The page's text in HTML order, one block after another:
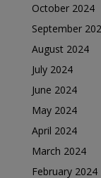
October 2024
September
August 2024
July 2024
June 2024
May 2024
April 2024
March 2024
February 2024